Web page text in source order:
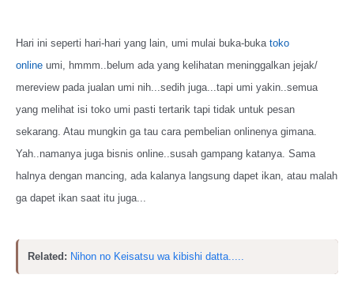
Hari ini seperti hari-hari yang lain, umi mulai buka-buka toko
online umi, hmmm..belum ada yang kelihatan meninggalkan jejak/
mereview pada jualan umi nih...sedih juga...tapi umi yakin..semua
yang melihat isi toko umi pasti tertarik tapi tidak untuk pesan
sekarang. Atau mungkin ga tau cara pembelian onlinenya gimana.
Yah..namanya juga bisnis online..susah gampang katanya. Sama
halnya dengan mancing, ada kalanya langsung dapet ikan, atau malah
ga dapet ikan saat itu juga...
Related: Nihon no Keisatsu wa kibishi datta.....